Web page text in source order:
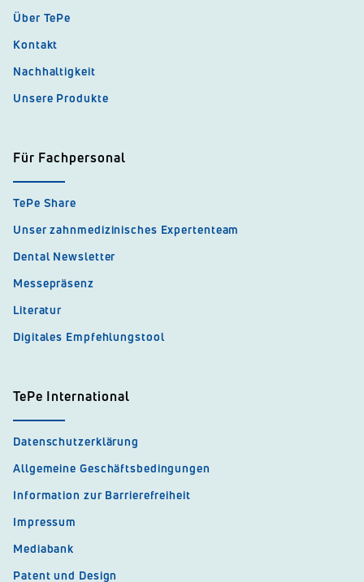
Über TePe
Kontakt
Nachhaltigkeit
Unsere Produkte
Für Fachpersonal
TePe Share
Unser zahnmedizinisches Expertenteam
Dental Newsletter
Messepräsenz
Literatur
Digitales Empfehlungstool
TePe International
Datenschutzerklärung
Allgemeine Geschäftsbedingungen
Information zur Barrierefreiheit
Impressum
Mediabank
Patent und Design